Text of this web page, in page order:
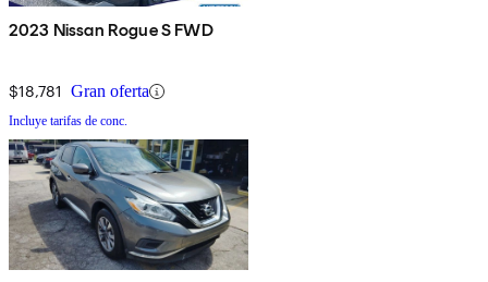
2023 Nissan Rogue S FWD
$18,781 Gran oferta
Incluye tarifas de conc.